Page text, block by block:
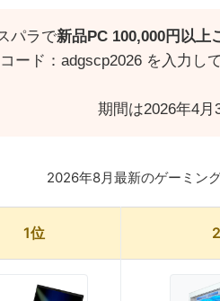
パラで新品PC 100,000円以上
ード：adgscp2026 を入力し
期間は2026年4
2026年8月最新のゲーミン
1位